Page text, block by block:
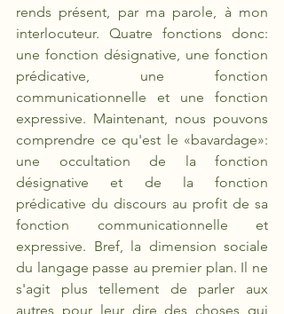
rends présent, par ma parole, à mon
interlocuteur. Quatre fonctions donc:
une fonction désignative, une fonction
prédicative, une fonction
communicationnelle et une fonction
expressive. Maintenant, nous pouvons
comprendre ce qu'est le «bavardage»:
une occultation de la fonction
désignative et de la fonction
prédicative du discours au profit de sa
fonction communicationnelle et
expressive. Bref, la dimension sociale
du langage passe au premier plan. Il ne
s'agit plus tellement de parler aux
autres pour leur dire des choses qui